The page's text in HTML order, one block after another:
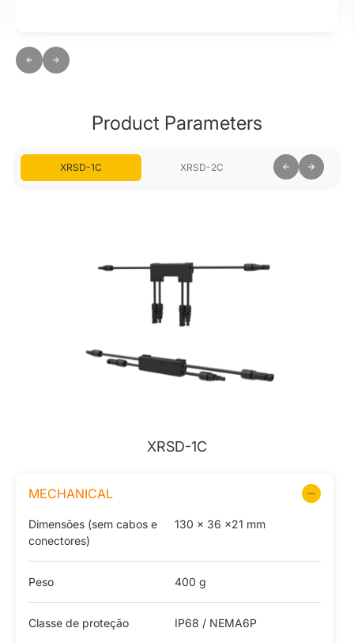
Product Parameters
XRSD-1C XRSD-2C
XRSD-1C
MECHANICAL
Dimensões (sem cabos e
conectores)
130 x 36 x21 mm
Peso 400 g
Classe de proteção IP68 / NEMA6P